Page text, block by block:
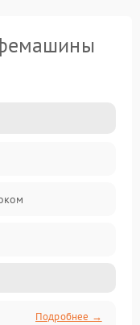
Подробнее →